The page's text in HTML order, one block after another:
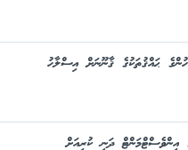
ޙައްޤުތަކުގެ ޤާނޫނަށް އިސްލާހު